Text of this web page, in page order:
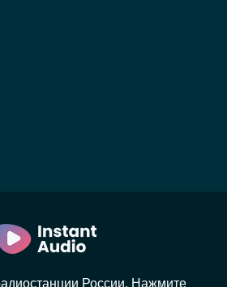
России. Нажмите